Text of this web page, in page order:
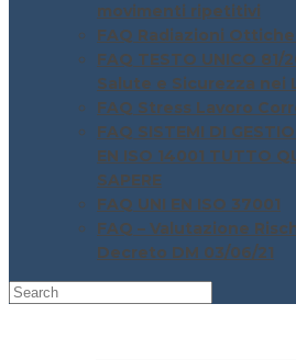
movimenti ripetitivi
FAQ Radiazioni
FAQ TESTO UNICO
Salute e Sicurezza nei
FAQ Stress Lavoro
FAQ SISTEMI DI
EN ISO 14001 TUTTO
SAPERE
FAQ UNI EN ISO 37001
FAQ – Valutazione
Decreto DM 03/06/21